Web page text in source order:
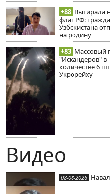
+88 Вытирала
флаг РФ:
Узбекистана
на родину
+83 Массовый
"Искандеров" в
количестве 6
Укрорейху
Видео
08-08-2026